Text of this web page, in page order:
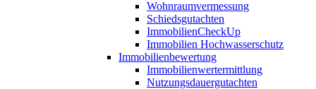
Wohnraumvermessung
Schiedsgutachten
ImmobilienCheckUp
Immobilien Hochwasserschutz
Immobilienbewertung
Immobilienwertermittlung
Nutzungsdauergutachten